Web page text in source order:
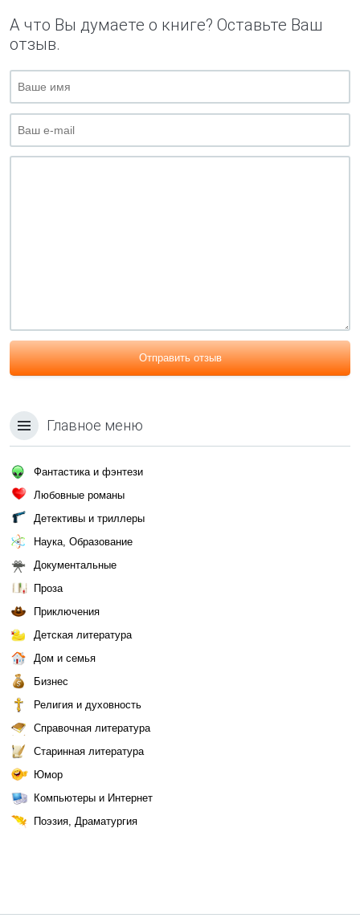
А что Вы думаете о книге? Оставьте Ваш
отзыв.
Отправить отзыв
Главное меню
Фантастика и фэнтези
Любовные романы
Детективы и триллеры
Наука, Образование
Документальные
Проза
Приключения
Детская литература
Дом и семья
Бизнес
Религия и духовность
Справочная литература
Старинная литература
Юмор
Компьютеры и Интернет
Поэзия, Драматургия